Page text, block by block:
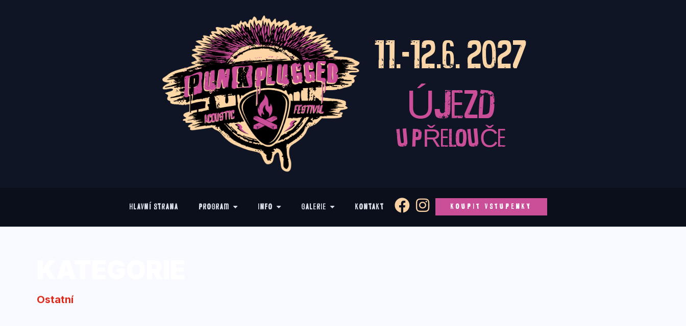
11.-12.6. 2027
ÚJEZD
U PŘELOUČE
HLAVNÍ STRANA PROGRAM INFO GALERIE KONTAKT KOUPIT VSTUPENKY
Ostatní